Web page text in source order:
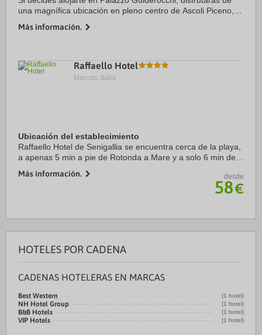
una magnífica ubicación en pleno centro de Ascoli Piceno, a
Además, este hotel se ...
Más información.
Raffaello Hotel
Marcas, Italia.
Ubicación del establecimiento
Raffaello Hotel de Senigallia se encuentra cerca de la playa,
a apenas 5 min a pie de Rotonda a Mare y a solo 6 min de
1,3 km de Teatro La Fenice de ...
Más información. desde
58€
HOTELES POR CADENA
CADENAS HOTELERAS EN MARCAS
Best Western (1 hotel)
NH Hotel Group (1 hotel)
B&B Hotels (1 hotel)
VIP Hotels (1 hotel)